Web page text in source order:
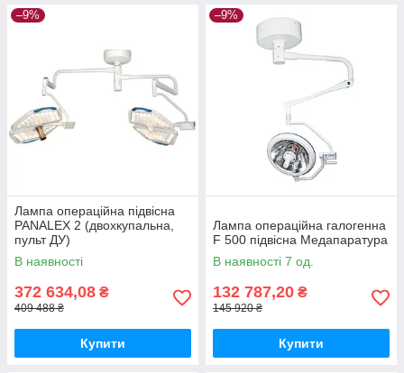
–9%
Лампа операційна підвісна
PANALEX 2 (двохкупальна,
пульт ДУ)
В наявності
372 634,08 ₴
409 488 ₴
Купити
–9%
Лампа операційна галогенна
F 500 підвісна Медапаратура
В наявності 7 од.
132 787,20 ₴
145 920 ₴
Купити